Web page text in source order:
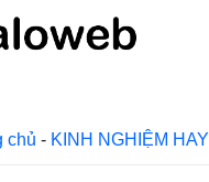
chủ - KINH NGHIỆM HAY